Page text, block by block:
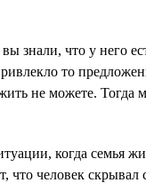
знали, что у него
то
не можете. Тогда
когда семья
человек скрывал